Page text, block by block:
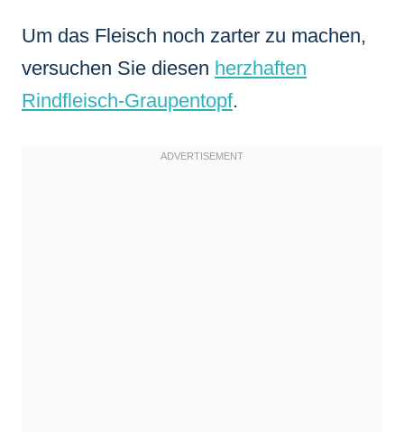
Um das Fleisch noch zarter zu machen,
versuchen Sie diesen herzhaften
Rindfleisch-Graupentopf.